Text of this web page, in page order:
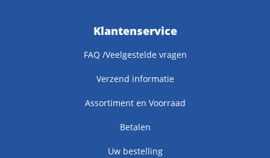
Klantenservice
FAQ /Veelgestelde vragen
Verzend informatie
Assortiment en Voorraad
Betalen
Uw bestelling